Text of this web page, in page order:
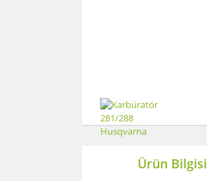
Ürün Bilgisi